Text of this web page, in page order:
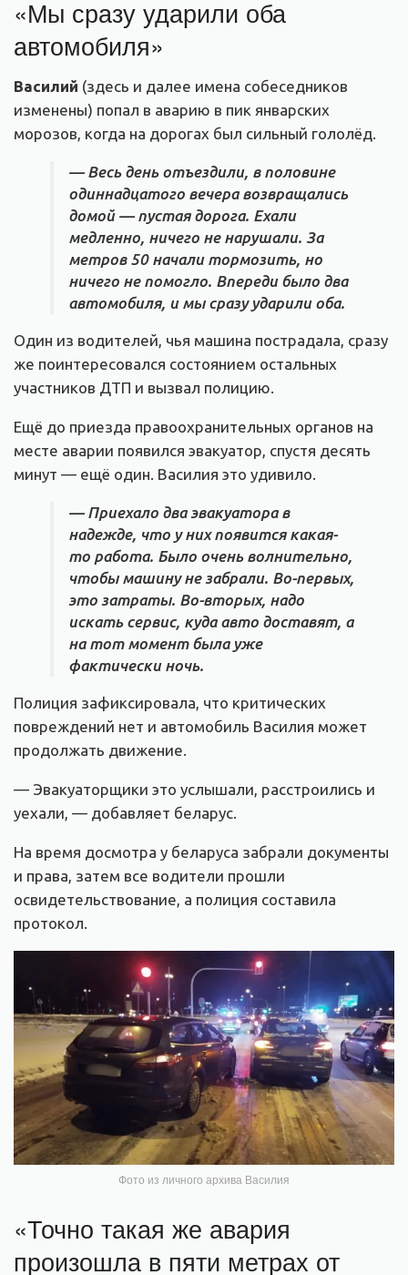
«Мы сразу ударили оба
автомобиля»
Василий (здесь и далее имена собеседников
изменены) попал в аварию в пик январских
морозов, когда на дорогах был сильный гололёд.
— Весь день отъездили, в половине
одиннадцатого вечера возвращались
домой — пустая дорога. Ехали
медленно, ничего не нарушали. За
метров 50 начали тормозить, но
ничего не помогло. Впереди было два
автомобиля, и мы сразу ударили оба.
Один из водителей, чья машина пострадала, сразу
же поинтересовался состоянием остальных
участников ДТП и вызвал полицию.
Ещё до приезда правоохранительных органов на
месте аварии появился эвакуатор, спустя десять
минут — ещё один. Василия это удивило.
— Приехало два эвакуатора в
надежде, что у них появится какая-
то работа. Было очень волнительно,
чтобы машину не забрали. Во-первых,
это затраты. Во-вторых, надо
искать сервис, куда авто доставят, а
на тот момент была уже
фактически ночь.
Полиция зафиксировала, что критических
повреждений нет и автомобиль Василия может
продолжать движение.
— Эвакуаторщики это услышали, расстроились и
уехали, — добавляет беларус.
На время досмотра у беларуса забрали документы
и права, затем все водители прошли
освидетельствование, а полиция составила
протокол.
Фото из личного архива Василия
«Точно такая же авария
произошла в пяти метрах от